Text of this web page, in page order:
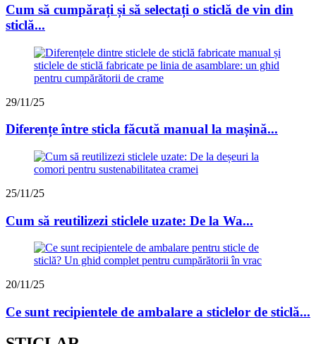
Cum să cumpărați și să selectați o sticlă de vin din
sticlă...
29/11/25
Diferențe între sticla făcută manual la mașină...
25/11/25
Cum să reutilizezi sticlele uzate: De la Wa...
20/11/25
Ce sunt recipientele de ambalare a sticlelor de sticlă...